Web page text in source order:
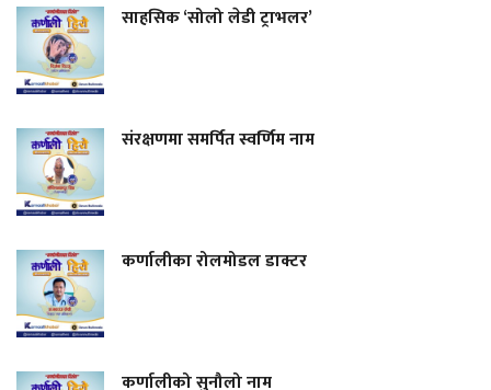
साहसिक ‘सोलो लेडी ट्राभलर’
संरक्षणमा समर्पित स्वर्णिम नाम
कर्णालीका रोलमोडल डाक्टर
कर्णालीको सुनौलो नाम